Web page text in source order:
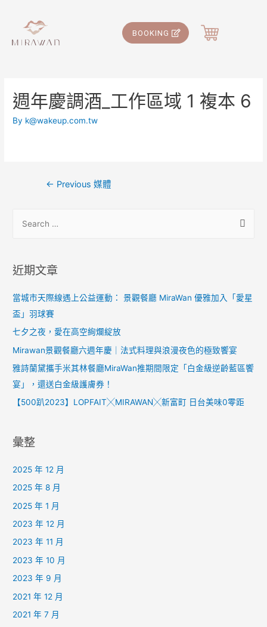
BOOKING
週年慶調酒_工作區域 1 複本 6
By k@wakeup.com.tw
← Previous 媒體
近期文章
當城市天際線遇上公益運動： 景觀餐廳 MiraWan 優雅加入「愛星
盃」羽球賽
七夕之夜，愛在高空絢爛綻放
Mirawan景觀餐廳六週年慶｜法式料理與浪漫夜色的極致饗宴
雅詩蘭黛攜手米其林餐廳MiraWan推期間限定「白金級逆齡藍區饗
宴」，還送白金級護膚券！
【500趴2023】LOPFAIT╳MIRAWAN╳新富町 日台美味0零距
彙整
2025 年 12 月
2025 年 8 月
2025 年 1 月
2023 年 12 月
2023 年 11 月
2023 年 10 月
2023 年 9 月
2021 年 12 月
2021 年 7 月